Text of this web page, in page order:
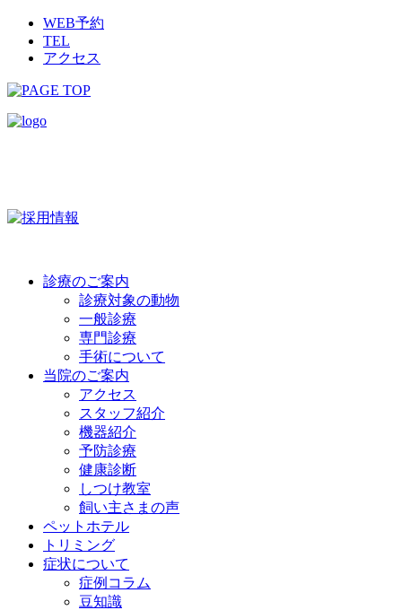
WEB予約
TEL
アクセス
診療のご案内
診療対象の動物
一般診療
専門診療
手術について
当院のご案内
アクセス
スタッフ紹介
機器紹介
予防診療
健康診断
しつけ教室
飼い主さまの声
ペットホテル
トリミング
症状について
症例コラム
豆知識